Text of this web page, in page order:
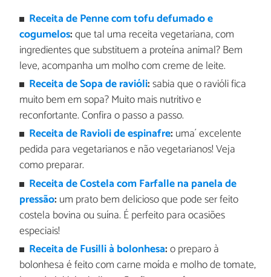
Receita de Penne com tofu defumado e
cogumelos:que tal uma receita vegetariana, com
ingredientes que substituem a proteína animal? Bem
leve, acompanha um molho com creme de leite.
Receita de Sopa de ravióli:sabia que o ravióli fica
muito bem em sopa? Muito mais nutritivo e
reconfortante. Confira o passo a passo.
Receita de Ravioli de espinafre: uma´ excelente
pedida para vegetarianos e não vegetarianos! Veja
como preparar.
Receita de Costela com Farfalle na panela de
pressão: um prato bem delicioso que pode ser feito
costela bovina ou suína. É perfeito para ocasiões
especiais!
Receita de Fusilli à bolonhesa:o preparo à
bolonhesa é feito com carne moída e molho de tomate,